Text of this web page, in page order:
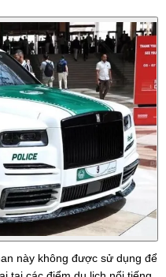
này không được sử dụng để